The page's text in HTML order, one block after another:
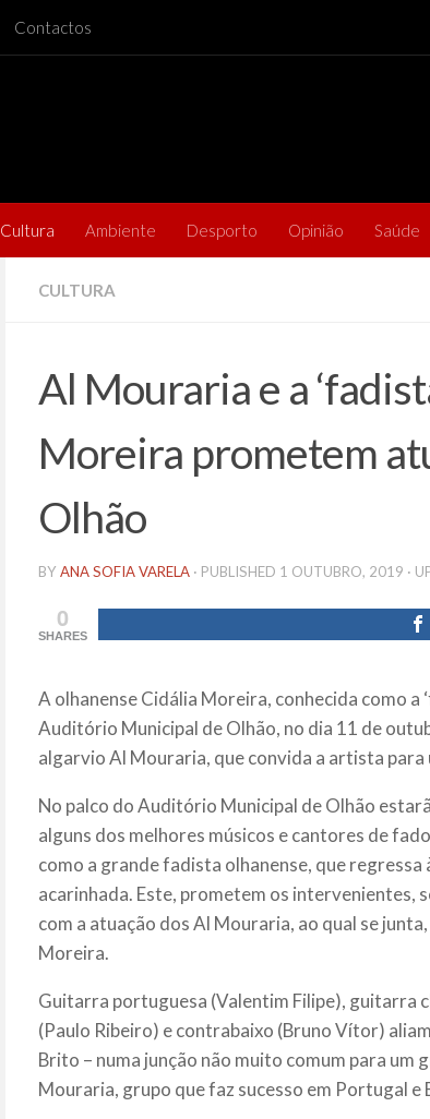
Contactos
Cultura Ambiente Desporto Opinião Saúde
CULTURA
Al Mouraria e a
Moreira prometem
Olhão
BY ANA SOFIA VARELA · PUBLISHED 1 OUTUBRO, 2019 ·
0
SHARES
A olhanense Cidália Moreira, conhecida como a
Auditório Municipal de Olhão, no dia 11 de
algarvio Al Mouraria, que convida a artista
No palco do Auditório Municipal de Olhão
alguns dos melhores músicos e cantores de
como a grande fadista olhanense, que
acarinhada. Este, prometem os intervenientes,
com a atuação dos Al Mouraria, ao qual se
Moreira.
Guitarra portuguesa (Valentim Filipe), guitarra
(Paulo Ribeiro) e contrabaixo (Bruno Vítor)
Brito – numa junção não muito comum para um
Mouraria, grupo que faz sucesso em Portugal e